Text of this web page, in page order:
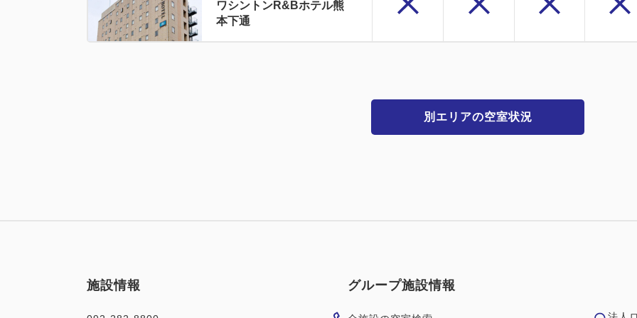
ワシントンR&Bホテル熊
本下通
別エリアの空室状況
施設情報 グループ施設情報